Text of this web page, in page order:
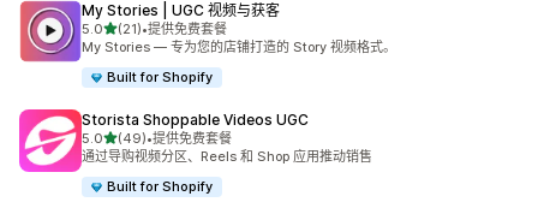
My Stories | UGC 视频与获客
5.0星（满分 5 星）
(21)
总共 21 条评论
•提供免费套餐
My Stories — 专为您的店铺打造的 Story 视频格式。
Built for Shopify
Storista Shoppable Videos UGC
5.0星（满分 5 星）
(49)
总共 49 条评论
•提供免费套餐
通过导购视频分区、Reels 和 Shop 应用推动销售
Built for Shopify